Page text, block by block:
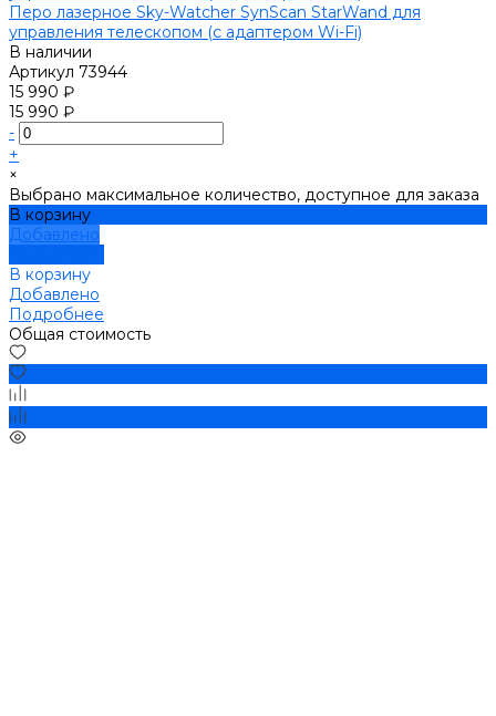
Перо лазерное Sky-Watcher SynScan StarWand для
управления телескопом (с адаптером Wi-Fi)
В наличии
Артикул 73944
15 990 ₽
15 990 ₽
-
+
×
Выбрано максимальное количество, доступное для заказа
В корзину
Добавлено
В корзину
Добавлено
Подробнее
Общая стоимость